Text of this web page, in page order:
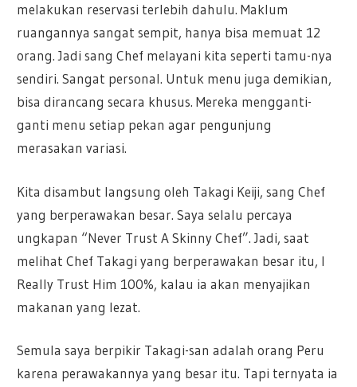
melakukan reservasi terlebih dahulu. Maklum
ruangannya sangat sempit, hanya bisa memuat 12
orang. Jadi sang Chef melayani kita seperti tamu-nya
sendiri. Sangat personal. Untuk menu juga demikian,
bisa dirancang secara khusus. Mereka mengganti-
ganti menu setiap pekan agar pengunjung
merasakan variasi.
Kita disambut langsung oleh Takagi Keiji, sang Chef
yang berperawakan besar. Saya selalu percaya
ungkapan “Never Trust A Skinny Chef”. Jadi, saat
melihat Chef Takagi yang berperawakan besar itu, I
Really Trust Him 100%, kalau ia akan menyajikan
makanan yang lezat.
Semula saya berpikir Takagi-san adalah orang Peru
karena perawakannya yang besar itu. Tapi ternyata ia